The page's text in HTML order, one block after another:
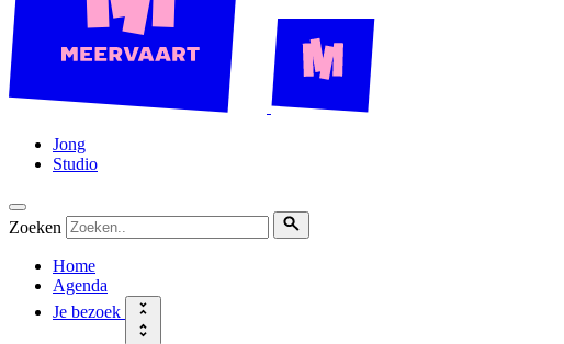
Jong
Studio
Zoeken
Home
Agenda
Je bezoek